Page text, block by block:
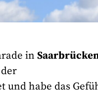
in
und habe das